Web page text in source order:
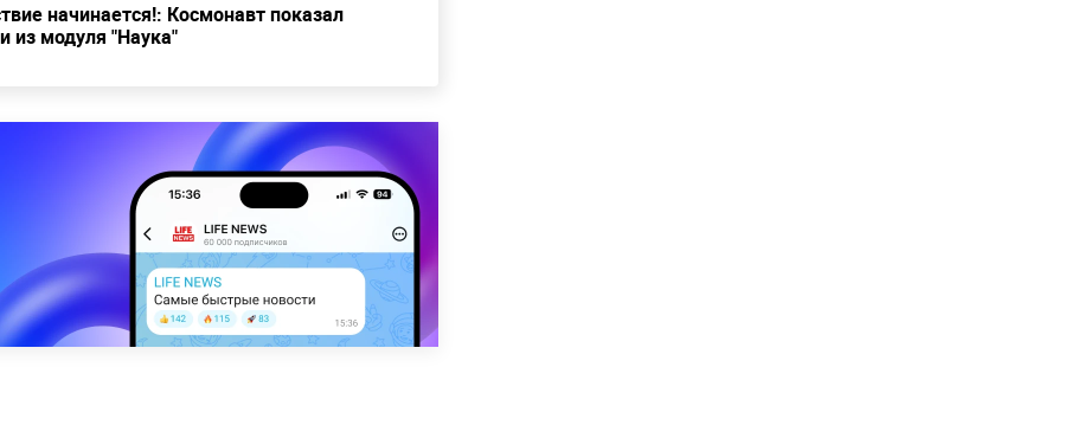
начинается!: Космонавт показал
модуля "Наука"